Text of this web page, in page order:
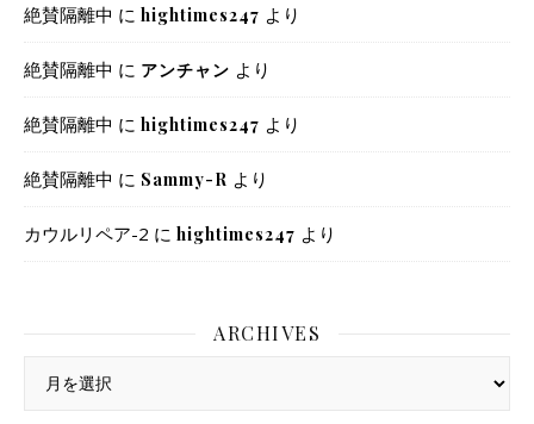
絶賛隔離中 に hightimes247 より
絶賛隔離中 に アンチャン より
絶賛隔離中 に hightimes247 より
絶賛隔離中 に Sammy-R より
カウルリペア-2 に hightimes247 より
ARCHIVES
Archives